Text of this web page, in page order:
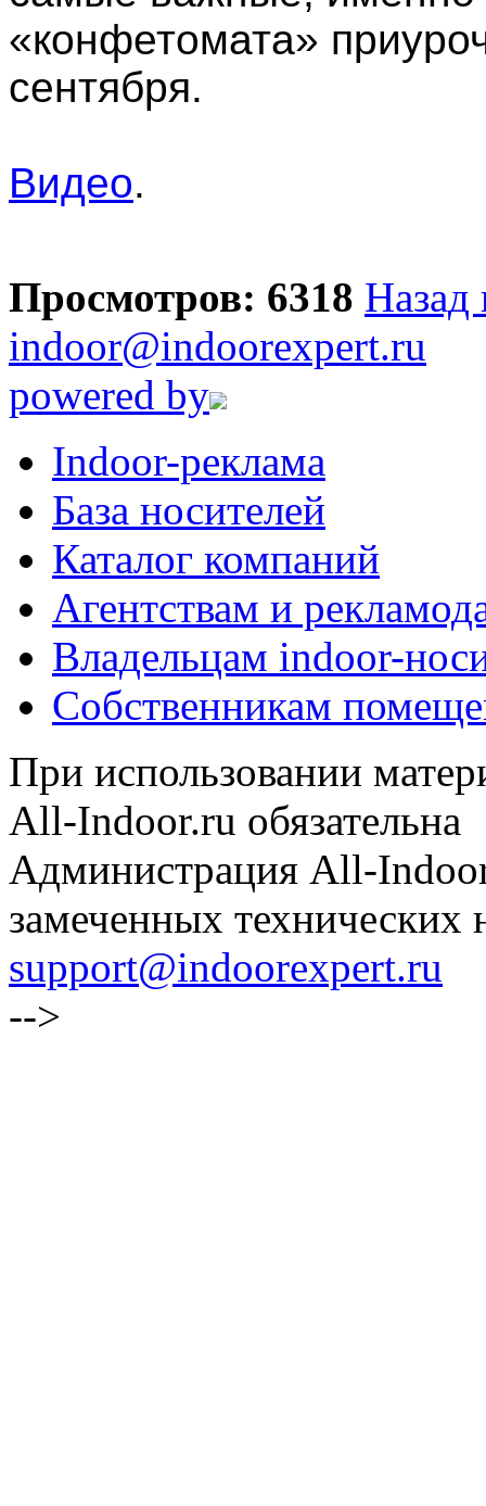
«конфетомата»
сентября.
Видео.
Просмотров: 6318 Назад
indoor@indoorexpert.ru
powered by
Indoor-реклама
База носителей
Каталог компаний
Агентствам и
Владельцам indoor-
Собственникам
При использовании
All-Indoor.ru обязательна
Администрация All-
замеченных технических
support@indoorexpert.ru
-->